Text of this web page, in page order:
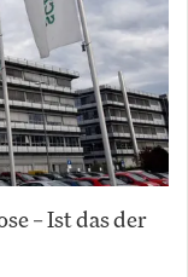
– Ist das der